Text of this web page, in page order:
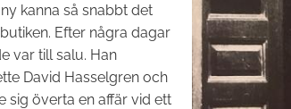
kanna så snabbt det
Efter några dagar
var till salu. Han
David Hasselgren och
sig överta en affär vid ett